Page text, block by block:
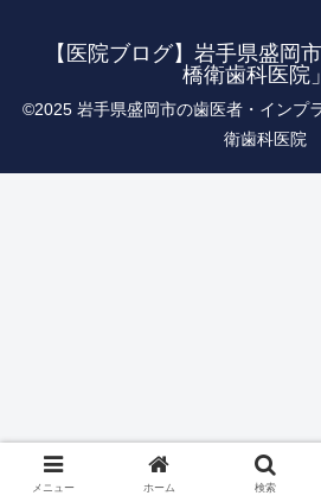
【医院ブログ】岩手県盛岡
橋衛歯科医院」
©︎2025 岩手県盛岡市の歯医者・インプ
衛歯科医院
メニュー ホーム 検索